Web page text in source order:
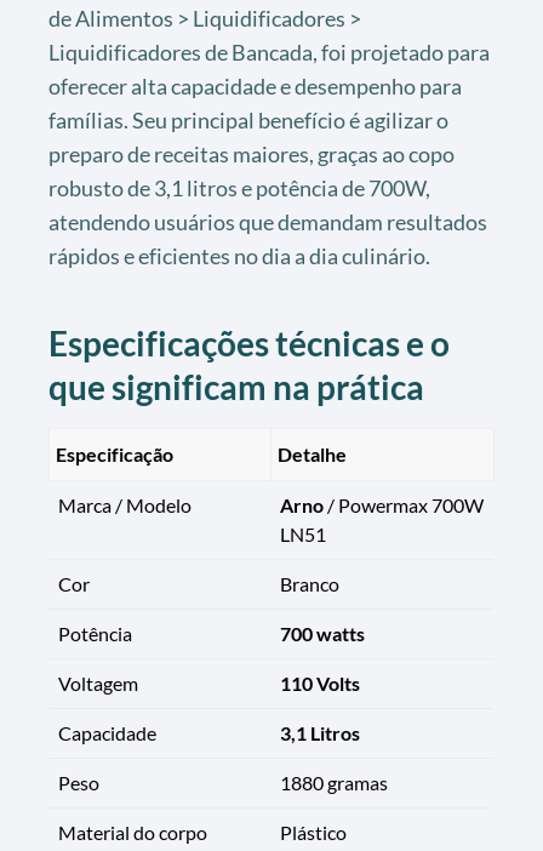
de Alimentos > Liquidificadores >
Liquidificadores de Bancada, foi projetado para
oferecer alta capacidade e desempenho para
famílias. Seu principal benefício é agilizar o
preparo de receitas maiores, graças ao copo
robusto de 3,1 litros e potência de 700W,
atendendo usuários que demandam resultados
rápidos e eficientes no dia a dia culinário.
Especificações técnicas e o
que significam na prática
Especificação Detalhe
Marca / Modelo Arno / Powermax 700W
LN51
Cor Branco
Potência 700 watts
Voltagem 110 Volts
Capacidade 3,1 Litros
Peso 1880 gramas
Material do corpo Plástico